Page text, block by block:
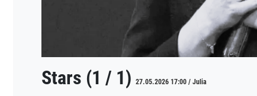
Stars (1 / 1) 27.05.2026 17:00 / Julia